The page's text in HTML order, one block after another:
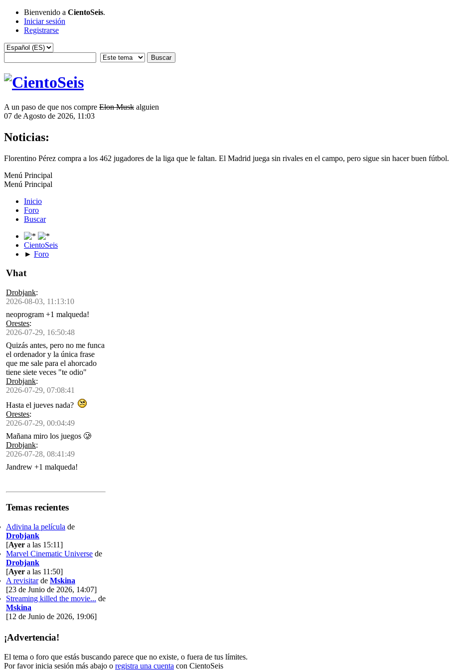
Bienvenido a CientoSeis.
Iniciar sesión
Registrarse
A un paso de que nos compre Elon Musk alguien
07 de Agosto de 2026, 11:03
Noticias:
Florentino Pérez compra a los 462 jugadores de la liga que le faltan. El Madrid juega sin rivales en el campo, pero sigue sin hacer buen fútbol.
Menú Principal
Menú Principal
Inicio
Foro
Buscar
CientoSeis
► Foro
Vhat
Drobjank:
2026-08-03, 11:13:10
neoprogram +1 malqueda!
Orestes:
2026-07-29, 16:50:48
Quizás antes, pero no me funca
el ordenador y la única frase
que me sale para el ahorcado
tiene siete veces "te odio"
Drobjank:
2026-07-29, 07:08:41
Hasta el jueves nada?
Orestes:
2026-07-29, 00:04:49
Mañana miro los juegos 🥲
Drobjank:
2026-07-28, 08:41:49
Jandrew +1 malqueda!
Temas recientes
Adivina la película de
Drobjank
[Ayer a las 15:11]
Marvel Cinematic Universe de
Drobjank
[Ayer a las 11:50]
A revisitarde Mskina
[23 de Junio de 2026, 14:07]
Streaming killed the movie... de
Mskina
[12 de Junio de 2026, 19:06]
¡Advertencia!
El tema o foro que estás buscando parece que no existe, o fuera de tus límites.
Por favor inicia sesión más abajo o registra una cuenta con CientoSeis